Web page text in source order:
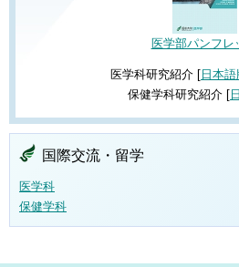
医学部パンフレ
医学科研究紹介 [ 日本語
保健学科研究紹介 [
国際交流・留学
医学科
保健学科